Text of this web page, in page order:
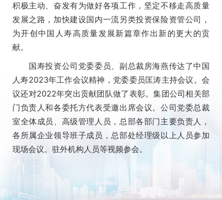
积极主动、奋发有为做好各项工作，坚定不移走高质量
发展之路，加快建设国内一流另类投资保险资管公司，
为开创中国人寿高质量发展新篇章作出新的更大的贡
献。
国寿投资公司党委委员、副总裁房海燕传达了中国
人寿2023年工作会议精神，党委委员匡涛主持会议。会
议还对2022年突出贡献团队做了表彰。集团公司相关部
门负责人和各委托方代表受邀出席会议。公司党委总裁
室全体成员、高级管理人员，总部各部门主要负责人，
各所属企业领导班子成员，总部处经理级以上人员参加
现场会议。驻外机构人员等视频参会。